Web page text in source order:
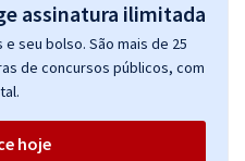
seu bolso. São mais de 25
de concursos públicos, com
hoje